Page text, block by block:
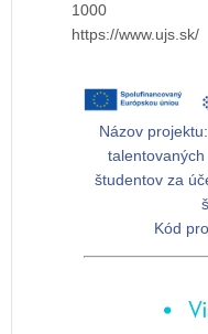
1000
https://www.ujs.sk/
Názov projektu:
študentov za
Kód